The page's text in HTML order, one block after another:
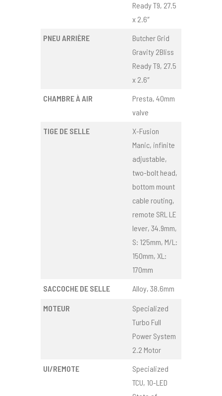
Ready T9, 27.5
x 2.6″
PNEU ARRIÈRE
Butcher Grid
Gravity 2Bliss
Ready T9, 27.5
x 2.6″
CHAMBRE À AIR
Presta, 40mm
valve
TIGE DE SELLE
X-Fusion
Manic, infinite
adjustable,
two-bolt head,
bottom mount
cable routing,
remote SRL LE
lever, 34.9mm,
S: 125mm, M/L:
150mm, XL:
170mm
SACCOCHE DE SELLE
Alloy, 38.6mm
MOTEUR
Specialized
Turbo Full
Power System
2.2 Motor
UI/REMOTE
Specialized
TCU, 10-LED